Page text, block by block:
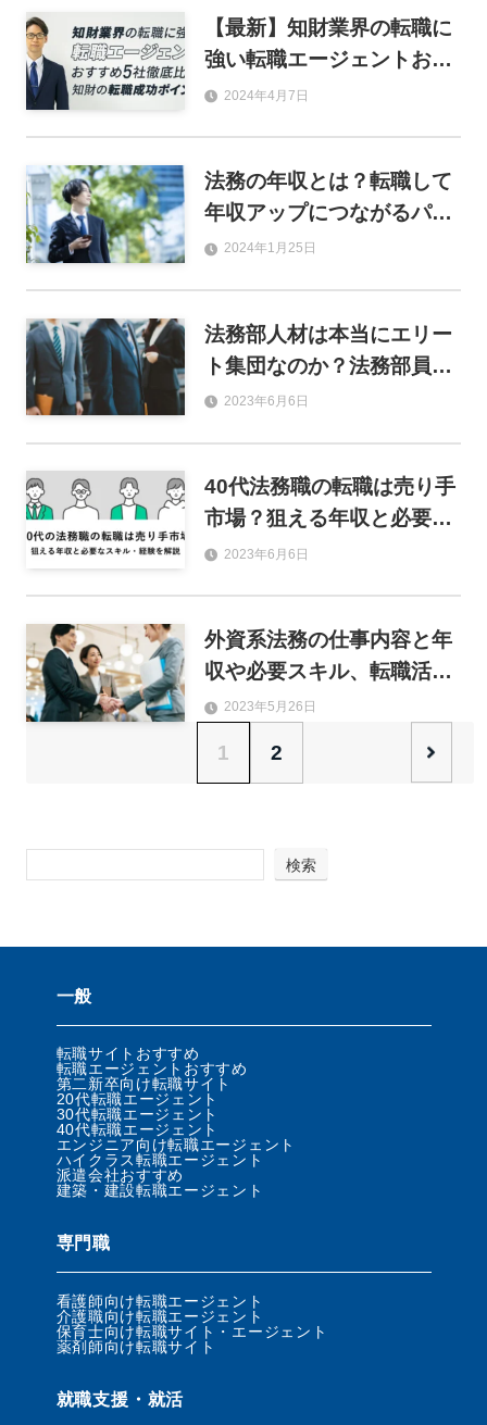
【最新】知財業界の転職に
強い転職エージェントおす
すめ５社徹底比較｜知財の
2024年4月7日
法務の年収とは？転職して
年収アップにつながるパタ
ーンと市場価値が高い人の
2024年1月25日
法務部人材は本当にエリー
ト集団なのか？法務部員が
エリートと呼ばれる理由と
2023年6月6日
40代法務職の転職は売り手
市場？狙える年収と必要な
スキルや経験を解説
2023年6月6日
外資系法務の仕事内容と年
収や必要スキル、転職活動
のポイントを解説
2023年5月26日
1 2
検索
一般
転職サイトおすすめ
転職エージェントおすすめ
第二新卒向け転職サイト
20代転職エージェント
30代転職エージェント
40代転職エージェント
エンジニア向け転職エージェント
ハイクラス転職エージェント
派遣会社おすすめ
建築・建設転職エージェント
専門職
看護師向け転職エージェント
介護職向け転職エージェント
保育士向け転職サイト・エージェント
薬剤師向け転職サイト
就職支援・就活